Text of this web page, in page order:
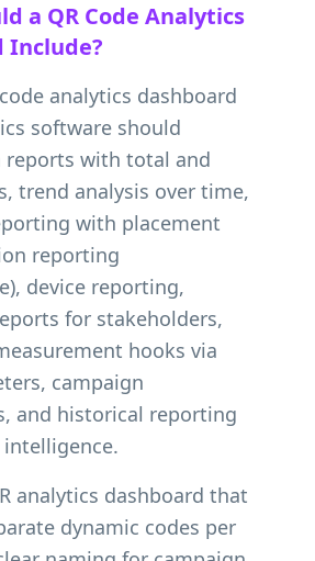
a QR Code Analytics
Include?
analytics dashboard
software should
reports with total and
trend analysis over time,
with placement
reporting
device reporting,
for stakeholders,
hooks via
campaign
and historical reporting
analytics dashboard that
dynamic codes per